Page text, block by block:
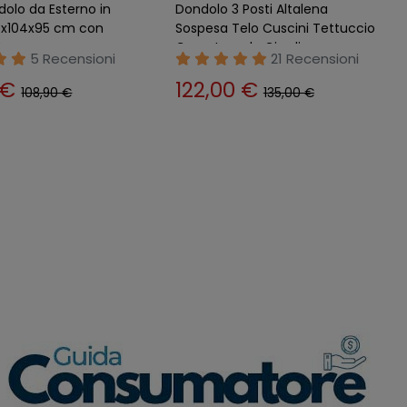
da Giardino
cm in Ferro Seduta
31 Recensioni
€224,00 €
Dondolo 2 Posti da Giardino
Terrazzo 160x112 Ferro Seduta
Cuscino Telo Tettuccio
23 Recensioni
204,00 €224,00 €